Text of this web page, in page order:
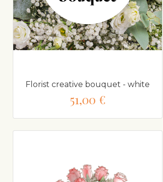
Florist creative bouquet - white
51,00 €